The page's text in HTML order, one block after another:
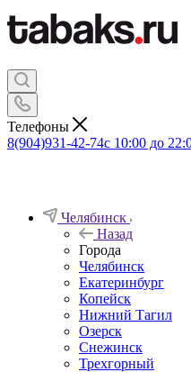
Телефоны
8(904)931-42-74с 10:00 до
Челябинск
Назад
Города
Челябинск
Екатеринбург
Копейск
Нижний Тагил
Озерск
Снежинск
Трехгорный